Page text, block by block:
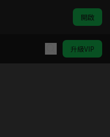
開啟
升級VIP